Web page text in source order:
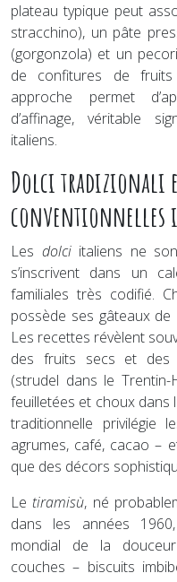
plateau typique peut
stracchino), un pâte
(gorgonzola) et un
de confitures de
approche permet
d’affinage, véritable
italiens.
Dolci tradizionali
conventionnelles
Les dolciitaliens ne
s’inscrivent dans un
familiales très codifié.
possède ses gâteaux
Les recettes révèlent
des fruits secs et des
(strudel dans le Trentin-
feuilletées et choux dans
traditionnelle privilégie
agrumes, café, cacao –
que des décors
Le tiramisù, né
dans les années
mondial de la
couches – biscuits